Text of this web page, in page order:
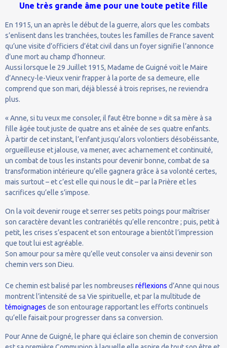
Une très grande âme pour une toute petite fille
En 1915, un an après le début de la guerre, alors que les combats
s’enlisent dans les tranchées, toutes les familles de France savent
qu’une visite d’officiers d’état civil dans un foyer signifie l’annonce
d’une mort au champ d’honneur.
Aussi lorsque le 29 Juillet 1915, Madame de Guigné voit le Maire
d’Annecy-le-Vieux venir frapper à la porte de sa demeure, elle
comprend que son mari, déjà blessé à trois reprises, ne reviendra
plus.
« Anne, si tu veux me consoler, il faut être bonne » dit sa mère à sa
fille âgée tout juste de quatre ans et aînée de ses quatre enfants.
À partir de cet instant, l’enfant jusqu’alors volontiers désobéissante,
orgueilleuse et jalouse, va mener, avec acharnement et continuité,
un combat de tous les instants pour devenir bonne, combat de sa
transformation intérieure qu’elle gagnera grâce à sa volonté certes,
mais surtout – et c’est elle qui nous le dit – par la Prière et les
sacrifices qu’elle s’impose.
On la voit devenir rouge et serrer ses petits poings pour maîtriser
son caractère devant les contrariétés qu’elle rencontre ; puis, petit à
petit, les crises s’espacent et son entourage a bientôt l’impression
que tout lui est agréable.
Son amour pour sa mère qu’elle veut consoler va ainsi devenir son
chemin vers son Dieu.
Ce chemin est balisé par les nombreuses réflexions d’Anne qui nous
montrent l’intensité de sa Vie spirituelle, et par la multitude de
témoignages de son entourage rapportant les efforts continuels
qu’elle faisait pour progresser dans sa conversion.
Pour Anne de Guigné, le phare qui éclaire son chemin de conversion